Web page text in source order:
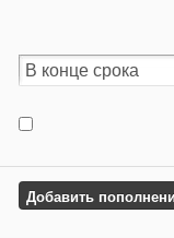
Добавить